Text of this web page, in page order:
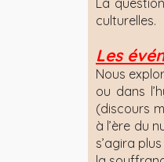
La
culturelles.
Les
Nous
ou dans
(discours
à l’ère du
s’agira